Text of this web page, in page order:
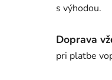
s výhodou.
Doprava
pri platbe